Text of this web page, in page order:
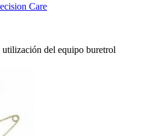
Care
utilización del equipo buretrol